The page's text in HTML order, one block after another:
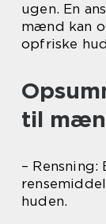
ugen. En
mænd kan
opfriske
til
–
huden.